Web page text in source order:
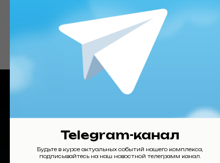
Telegram-канал
Будьте в курсе актуальных событий нашего комплекса,
подписывайтесь на наш новостной телеграмм канал.